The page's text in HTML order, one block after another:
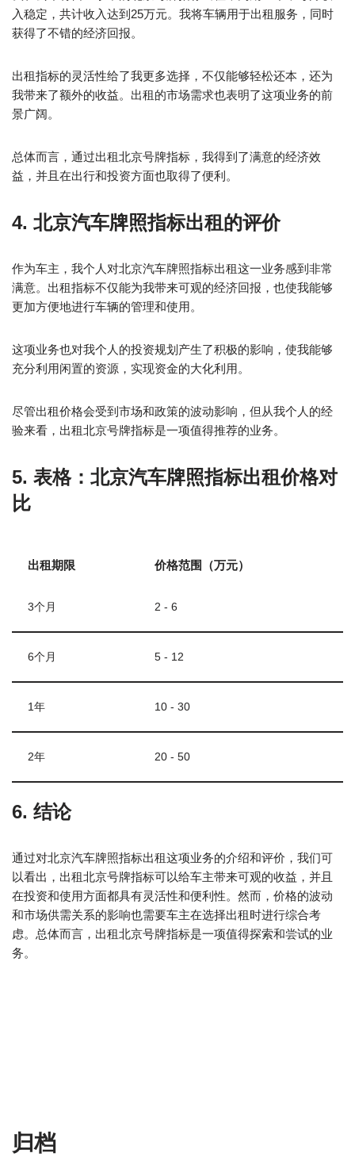
入稳定，共计收入达到25万元。我将车辆用于出租服务，同时
获得了不错的经济回报。
出租指标的灵活性给了我更多选择，不仅能够轻松还本，还为
我带来了额外的收益。出租的市场需求也表明了这项业务的前
景广阔。
总体而言，通过出租北京号牌指标，我得到了满意的经济效
益，并且在出行和投资方面也取得了便利。
4. 北京汽车牌照指标出租的评价
作为车主，我个人对北京汽车牌照指标出租这一业务感到非常
满意。出租指标不仅能为我带来可观的经济回报，也使我能够
更加方便地进行车辆的管理和使用。
这项业务也对我个人的投资规划产生了积极的影响，使我能够
充分利用闲置的资源，实现资金的大化利用。
尽管出租价格会受到市场和政策的波动影响，但从我个人的经
验来看，出租北京号牌指标是一项值得推荐的业务。
5. 表格：北京汽车牌照指标出租价格对
比
出租期限 价格范围（万元）
3个月 2 - 6
6个月 5 - 12
1年 10 - 30
2年 20 - 50
6. 结论
通过对北京汽车牌照指标出租这项业务的介绍和评价，我们可
以看出，出租北京号牌指标可以给车主带来可观的收益，并且
在投资和使用方面都具有灵活性和便利性。然而，价格的波动
和市场供需关系的影响也需要车主在选择出租时进行综合考
虑。总体而言，出租北京号牌指标是一项值得探索和尝试的业
务。
归档